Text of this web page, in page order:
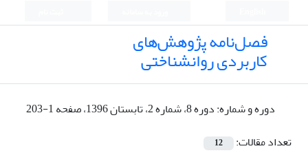
فصل‌نامه پژوهش‌های
کاربردی روانشناختی
دوره و شماره:دوره 8، شماره 2، تابستان 1396، صفحه 1-203
تعداد مقالات:
12